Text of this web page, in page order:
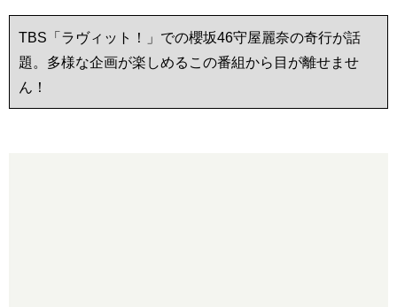
TBS「ラヴィット！」での櫻坂46守屋麗奈の奇行が話
題。多様な企画が楽しめるこの番組から目が離せませ
ん！